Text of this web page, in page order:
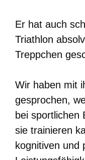
Er hat auch
Triathlon
Treppchen
Wir haben mit
gesprochen,
bei sportlichen
sie trainieren
kognitiven und